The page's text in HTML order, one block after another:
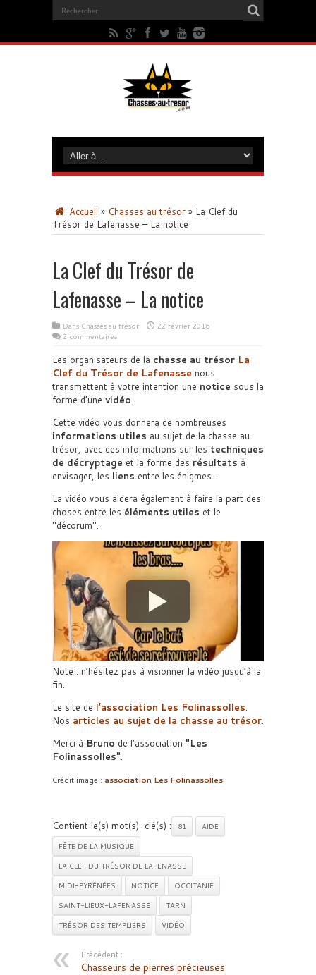
Accueil » Chasses au trésor » La Clef du
Trésor de Lafenasse – La notice
La Clef du Trésor de
Lafenasse – La notice
Dans Chasses au trésor
22 février 2016
2 commentaires
Les organisateurs de la chasse au trésor La
Clef du Trésor de Lafenasse nous
transmettent à votre intention une notice sous la
forme d’une vidéo.
Cette vidéo vous donnera de nombreuses
informations utiles au sujet de la chasse au
trésor, avec des informations sur les techniques
de décryptage et la forme des résultats à
envisager, les liens entre les énigmes…
La vidéo vous aidera également à faire la part des
choses entre les éléments utiles et le
décorum .
Note : n’hésitez pas à visionner la vidéo jusqu’à la
fin.
Le site de l’association Les Folinassolles.
Nos articles au sujet de la chasse au trésor.
Merci à Bruno de l’association
Les
Folinassolles .
Crédit image : association Les Folinassolles
Contient le(s) mot(s)-clé(s) : 81
AIDE
FÊTE DE LA MUSIQUE
LA CLEF DU TRÉSOR DE LAFENASSE
MIDI-PYRÉNÉES
NOTICE
OCCITANIE
SAINT-LIEUX-LAFENASSE
TARN
TRÉSOR DES TEMPLIERS
VIDÉO
Précédent :
Chasseurs de pierres précieuses